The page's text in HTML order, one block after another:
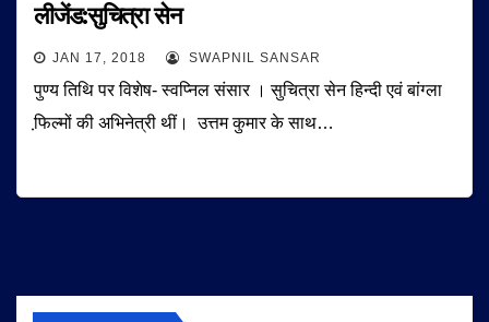
लीजेंड:सुचित्रा सेन
JAN 17, 2018 SWAPNIL SANSAR
पुण्य तिथि पर विशेष- स्वप्निल संसार । सुचित्रा सेन हिन्दी एवं बांग्ला
फि़ल्मों की अभिनेत्री थीं। उत्तम कुमार के साथ…